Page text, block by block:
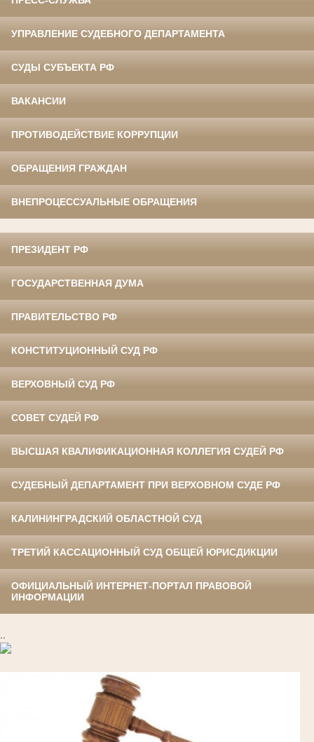
УПРАВЛЕНИЕ СУДЕБНОГО ДЕПАРТАМЕНТА
СУДЫ СУБЪЕКТА РФ
ВАКАНСИИ
ПРОТИВОДЕЙСТВИЕ КОРРУПЦИИ
ОБРАЩЕНИЯ ГРАЖДАН
ВНЕПРОЦЕССУАЛЬНЫЕ ОБРАЩЕНИЯ
ПРЕЗИДЕНТ РФ
ГОСУДАРСТВЕННАЯ ДУМА
ПРАВИТЕЛЬСТВО РФ
КОНСТИТУЦИОННЫЙ СУД РФ
ВЕРХОВНЫЙ СУД РФ
СОВЕТ СУДЕЙ РФ
ВЫСШАЯ КВАЛИФИКАЦИОННАЯ КОЛЛЕГИЯ СУДЕЙ РФ
СУДЕБНЫЙ ДЕПАРТАМЕНТ ПРИ ВЕРХОВНОМ СУДЕ РФ
КАЛИНИНГРАДСКИЙ ОБЛАСТНОЙ СУД
ТРЕТИЙ КАССАЦИОННЫЙ СУД ОБЩЕЙ ЮРИСДИКЦИИ
ОФИЦИАЛЬНЫЙ ИНТЕРНЕТ-ПОРТАЛ ПРАВОВОЙ
ИНФОРМАЦИИ